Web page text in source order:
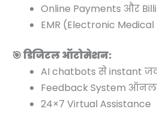
Online Payments और
EMR (Electronic
🎯 डिजिटल ऑटोमेशन:
AI chatbots से instant
Feedback System
24×7 Virtual Assistance